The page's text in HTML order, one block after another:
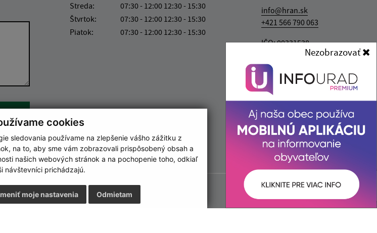
cookies
sledovania používame na zlepšenie vášho zážitku z
na to, aby sme vám zobrazovali prispôsobený obsah a
našich webových stránok a na pochopenie toho, odkiaľ
návštevníci prichádzajú.
Odmietam
moje nastavenia
Google reCaptcha Response
Streda:
07:30 - 12:00 12:30 - 15:30
Štvrtok:
07:30 - 12:00 12:30 - 15:30
Piatok:
07:30 - 12:00 12:30 - 15:30
info@hran.sk
+421 566 790 063
IČO: 00331538
Nezobrazovať